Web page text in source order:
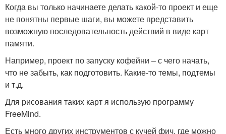
Когда вы только начинаете делать какой-то проект и еще
не понятны первые шаги, вы можете представить
возможную последовательность действий в виде карт
памяти.
Например, проект по запуску кофейни – с чего начать,
что не забыть, как подготовить. Какие-то темы, подтемы
и т.д.
Для рисования таких карт я использую программу
FreeMind.
Есть много других инструментов с кучей фич, где можно